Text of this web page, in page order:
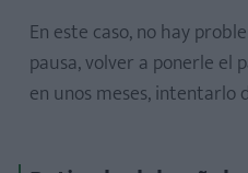
En este caso, no hay
pausa, volver a ponerle el
en unos meses, intentarlo